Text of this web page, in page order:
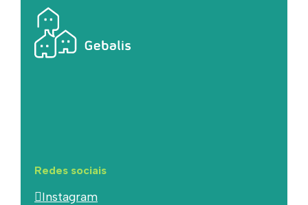
Redes sociais
Instagram